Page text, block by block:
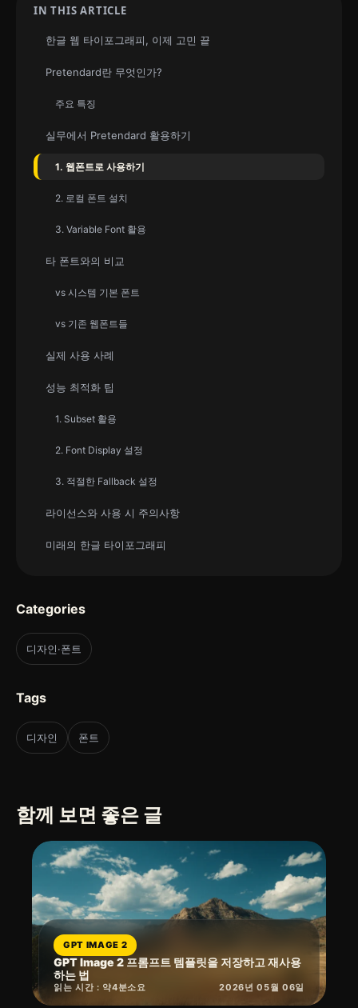
IN THIS ARTICLE
한글 웹 타이포그래피, 이제 고민 끝
Pretendard란 무엇인가?
주요 특징
실무에서 Pretendard 활용하기
1. 웹폰트로 사용하기
2. 로컬 폰트 설치
3. Variable Font 활용
타 폰트와의 비교
vs 시스템 기본 폰트
vs 기존 웹폰트들
실제 사용 사례
성능 최적화 팁
1. Subset 활용
2. Font Display 설정
3. 적절한 Fallback 설정
라이선스와 사용 시 주의사항
미래의 한글 타이포그래피
Categories
디자인·폰트
Tags
디자인 폰트
함께 보면 좋은 글
GPT IMAGE 2
GPT Image 2 프롬프트 템플릿을 저장하고 재사용
하는 법
읽는 시간 : 약4분소요 2026년 05월 06일